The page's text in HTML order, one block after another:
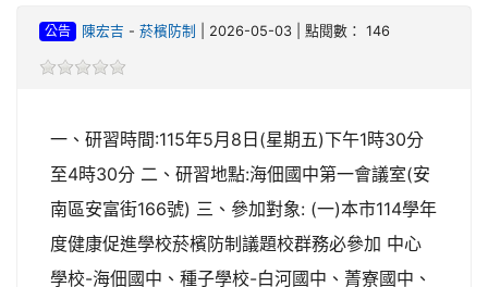
公告 陳宏吉 - 菸檳防制 | 2026-05-03 | 點閱數： 146
一、研習時間:115年5月8日(星期五)下午1時30分
至4時30分 二、研習地點:海佃國中第一會議室(安
南區安富街166號) 三、參加對象: (一)本市114學年
度健康促進學校菸檳防制議題校群務必參加 中心
學校-海佃國中、種子學校-白河國中、菁寮國中、